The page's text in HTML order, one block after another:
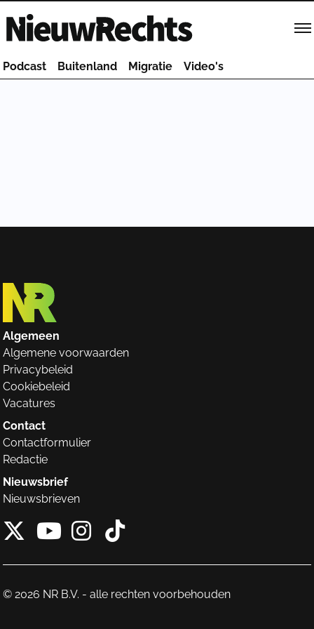
Homepage van NieuwRechts
Podcast Buitenland Migratie Video's
Algemeen
Algemene voorwaarden
Privacybeleid
Cookiebeleid
Vacatures
Contact
Contactformulier
Redactie
Nieuwsbrief
Nieuwsbrieven
X van NieuwRechts
Instagram van
Tiktok van
© 2026 NR B.V. - alle rechten voorbehouden